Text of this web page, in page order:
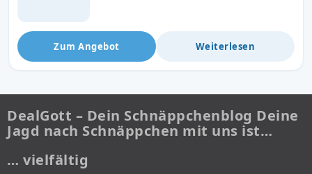
Zum Angebot Weiterlesen
DealGott – Dein Schnäppchenblog Deine
Jagd nach Schnäppchen mit uns ist…
… vielfältig